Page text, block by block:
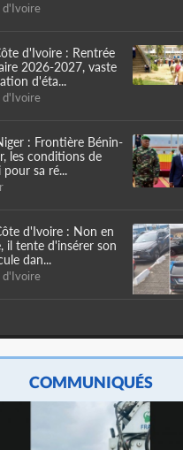
d'Ivoire
d'Ivoire : Rentrée
2026-2027, vaste
d'éta...
d'Ivoire
: Frontière Bénin-
les conditions de
pour sa ré...
d'Ivoire : Non en
il tente d'insérer son
dan...
d'Ivoire
COMMUNIQUÉS